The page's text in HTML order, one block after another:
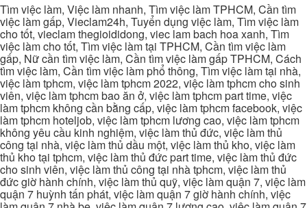
Tìm việc làm, Việc làm nhanh, Tìm việc làm TPHCM, Cần tìm
việc làm gấp, Vieclam24h, Tuyển dụng việc làm, Tìm việc làm
cho tốt, vieclam thegioididong, viec lam bach hoa xanh, Tìm
việc làm cho tốt, Tìm việc làm tại TPHCM, Cần tìm việc làm
gấp, Nữ cần tìm việc làm, Cần tìm việc làm gấp TPHCM, Cách
tìm việc làm, Cần tìm việc làm phổ thông, Tìm việc làm tại nhà,
việc làm tphcm, việc làm tphcm 2022, việc làm tphcm cho sinh
viên, việc làm tphcm bao ăn ở, việc làm tphcm part time, việc
làm tphcm không cần bằng cấp, việc làm tphcm facebook, việc
làm tphcm hoteljob, việc làm tphcm lương cao, việc làm tphcm
không yêu cầu kinh nghiệm, việc làm thủ đức, việc làm thủ
công tại nhà, việc làm thủ dầu một, việc làm thủ kho, việc làm
thủ kho tại tphcm, việc làm thủ đức part time, việc làm thủ đức
cho sinh viên, việc làm thủ công tại nhà tphcm, việc làm thủ
đức giờ hành chính, việc làm thủ quỹ, việc làm quận 7, việc làm
quận 7 huỳnh tấn phát, việc làm quận 7 giờ hành chính, việc